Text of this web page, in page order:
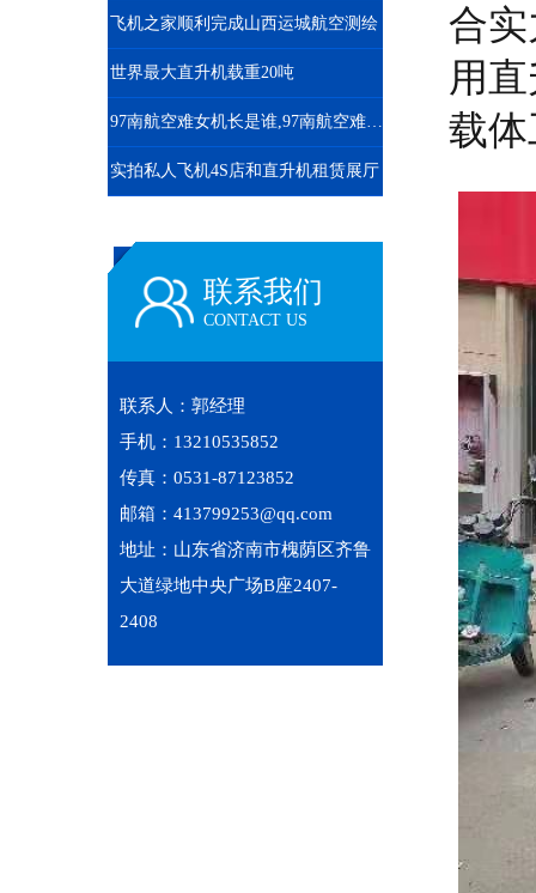
飞机之家顺利完成山西运城航空测绘
世界最大直升机载重20吨
97南航空难女机长是谁,97南航空难黑匣子录音
实拍私人飞机4S店和直升机租赁展厅
联系我们
CONTACT US
联系人：郭经理
手机：13210535852
传真：0531-87123852
邮箱：413799253@qq.com
地址：山东省济南市槐荫区齐鲁
大道绿地中央广场B座2407-
2408
合
用
载